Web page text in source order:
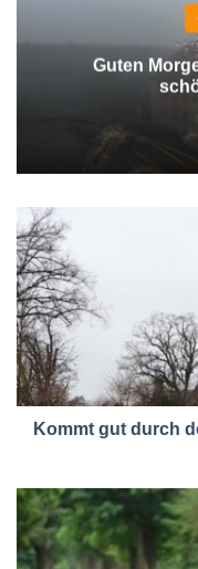
Guten
Kommt gut durch